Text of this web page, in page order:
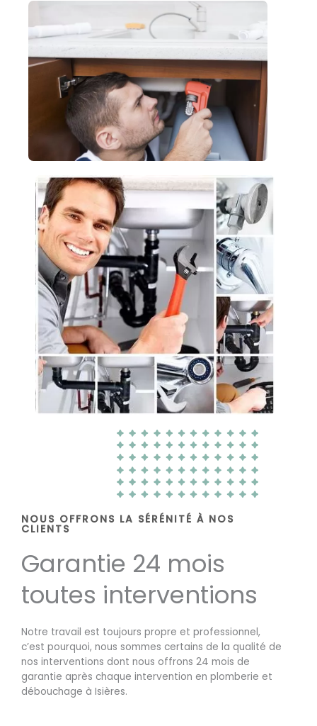
NOUS OFFRONS LA SÉRÉNITÉ À NOS
CLIENTS
Garantie 24 mois
toutes interventions
Notre travail est toujours propre et professionnel,
c’est pourquoi, nous sommes certains de la qualité de
nos interventions dont nous offrons 24 mois de
garantie après chaque intervention en plomberie et
débouchage à Isières.